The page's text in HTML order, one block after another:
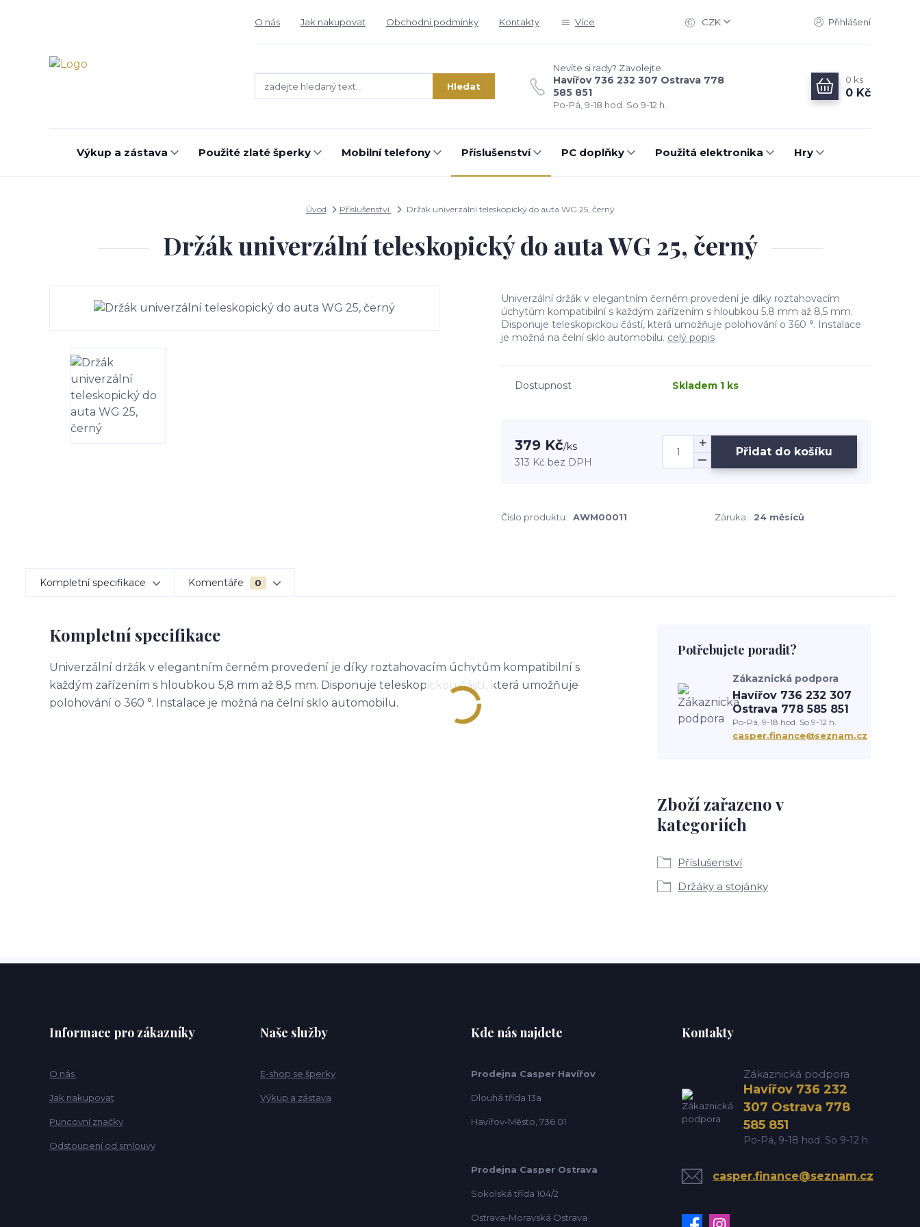
O nás Jak nakupovat Obchodní podmínky Kontakty Více CZK Přihlášení
Hledat
Nevíte si rady? Zavolejte.
Havířov 736 232 307 Ostrava 778
585 851
Po-Pá, 9-18 hod. So 9-12 h.
0 ks
0 Kč
Výkup a zástava Použité zlaté šperky Mobilní telefony Příslušenství PC doplňky Použitá elektronika Hry
Úvod Příslušenství Držák univerzální teleskopický do auta WG 25, černý
Držák univerzální teleskopický do auta WG 25, černý
Univerzální držák v elegantním černém provedení je díky roztahovacím
úchytům kompatibilní s každým zařízením s hloubkou 5,8 mm až 8,5 mm.
Disponuje teleskopickou částí, která umožňuje polohování o 360 °. Instalace
je možná na čelní sklo automobilu. celý popis
Dostupnost Skladem 1 ks
379 Kč/ks
313 Kč bez DPH
Přidat do košíku
Číslo produktu: AWM00011 Záruka: 24 měsíců
Kompletní specifikace Komentáře 0
Kompletní specifikace
Univerzální držák v elegantním černém provedení je díky roztahovacím úchytům kompatibilní s
každým zařízením s hloubkou 5,8 mm až 8,5 mm. Disponuje teleskopickou částí, která umožňuje
polohování o 360 °. Instalace je možná na čelní sklo automobilu.
Zboží zařazeno v
kategoriích
Příslušenství
Držáky a stojánky
Potřebujete poradit?
Zákaznická podpora
Havířov 736 232 307
Ostrava 778 585 851
Po-Pá, 9-18 hod. So 9-12 h.
casper.finance@seznam.cz
Informace pro zákazníky
O nás
Jak nakupovat
Puncovní značky
Odstoupení od smlouvy
Naše služby
E-shop se šperky
Výkup a zástava
Kde nás najdete
Prodejna Casper Havířov
Dlouhá třída 13a
Havířov-Město, 736 01
Prodejna Casper Ostrava
Sokolská třída 104/2
Ostrava-Moravská Ostrava
Kontakty
Zákaznická podpora
Havířov 736 232
307 Ostrava 778
585 851
Po-Pá, 9-18 hod. So 9-12 h.
casper.finance@seznam.cz